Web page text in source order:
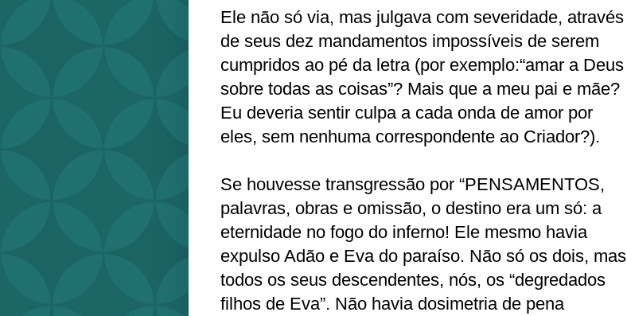
Ele não só via, mas julgava com severidade, através
de seus dez mandamentos impossíveis de serem
cumpridos ao pé da letra (por exemplo:“amar a Deus
sobre todas as coisas”? Mais que a meu pai e mãe?
Eu deveria sentir culpa a cada onda de amor por
eles, sem nenhuma correspondente ao Criador?).
Se houvesse transgressão por “PENSAMENTOS,
palavras, obras e omissão, o destino era um só: a
eternidade no fogo do inferno! Ele mesmo havia
expulso Adão e Eva do paraíso. Não só os dois, mas
todos os seus descendentes, nós, os “degredados
filhos de Eva”. Não havia dosimetria de pena